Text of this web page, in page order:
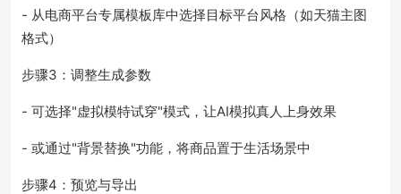
- 从电商平台专属模板库中选择目标平台风格（如天猫主图
格式）
步骤3：调整生成参数
- 可选择"虚拟模特试穿"模式，让AI模拟真人上身效果
- 或通过"背景替换"功能，将商品置于生活场景中
步骤4：预览与导出